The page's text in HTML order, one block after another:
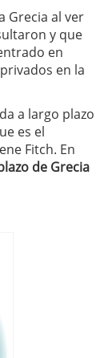
Grecia al ver
y que
en
en la
a largo plazo
es el
Fitch. En
de Grecia